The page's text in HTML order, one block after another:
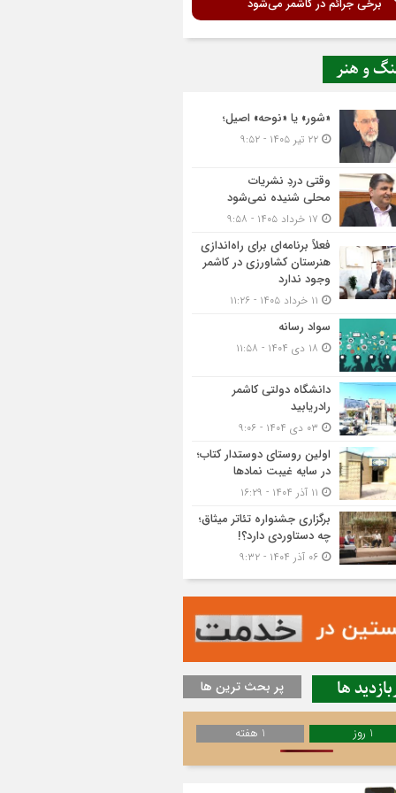
و هنر
«شور» یا «نوحه» اصیل؛
وقتی دردِ نشریات
محلی شنیده نمی‌شود
فعلاً برنامه‌ای برای راه‌اندازی
هنرستان کشاورزی در کاشمر
وجود ندارد
سواد رسانه
دانشگاه دولتی کاشمر‌
رادریابید
اولین روستای دوستدار کتاب؛
در سایه غیبت نمادها
برگزاری جشنواره تئاتر میثاق؛
چه دستاوردی دارد؟!
ها پر بحث ترین ها
1 روز 1 هفته